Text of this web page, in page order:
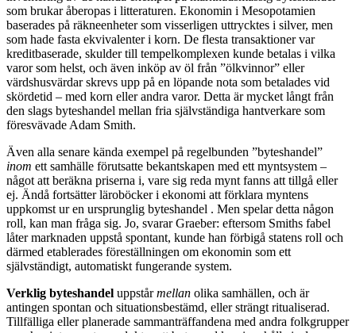
som brukar åberopas i litteraturen. Ekonomin i Mesopotamien
baserades på räkneenheter som visserligen uttrycktes i silver, men
som hade fasta ekvivalenter i korn. De flesta transaktioner var
kreditbaserade, skulder till tempelkomplexen kunde betalas i vilka
varor som helst, och även inköp av öl från ”ölkvinnor” eller
värdshusvärdar skrevs upp på en löpande nota som betalades vid
skördetid – med korn eller andra varor. Detta är mycket långt från
den slags byteshandel mellan fria självständiga hantverkare som
föresvävade Adam Smith.
Även alla senare kända exempel på regelbunden ”byteshandel”
inom ett samhälle förutsatte bekantskapen med ett myntsystem –
något att beräkna priserna i, vare sig reda mynt fanns att tillgå eller
ej. Ändå fortsätter läroböcker i ekonomi att förklara myntens
uppkomst ur en ursprunglig byteshandel . Men spelar detta någon
roll, kan man fråga sig. Jo, svarar Graeber: eftersom Smiths fabel
låter marknaden uppstå spontant, kunde han förbigå statens roll och
därmed etablerades föreställningen om ekonomin som ett
självständigt, automatiskt fungerande system.
Verklig byteshandel uppstårmellan olika samhällen, och är
antingen spontan och situationsbestämd, eller strängt ritualiserad.
Tillfälliga eller planerade sammanträffandena med andra folkgrupper